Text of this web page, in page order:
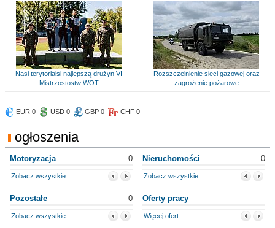
Nasi terytorialsi najlepszą drużyn VI
Mistrzostostw WOT
Rozszczelnienie sieci gazowej oraz
zagrożenie pożarowe
EUR 0 USD 0 GBP 0 CHF 0
ogłoszenia
Motoryzacja 0
Zobacz wszystkie
Nieruchomości 0
Zobacz wszystkie
Pozostałe 0
Zobacz wszystkie
Oferty pracy
Więcej ofert